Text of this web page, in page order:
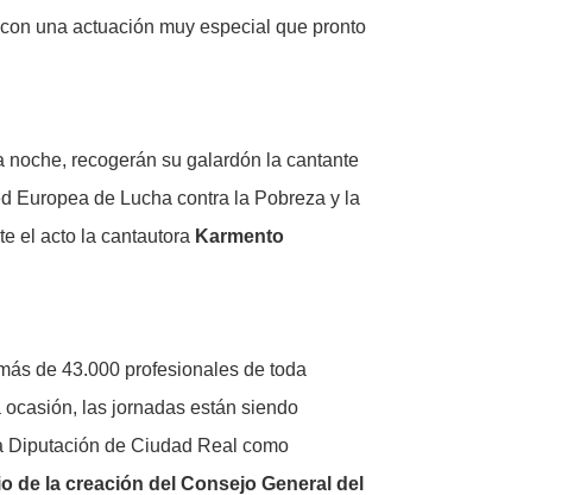
una actuación muy especial que pronto
noche, recogerán su galardón la cantante
Europea de Lucha contra la Pobreza y la
el acto la cantautora Karmento
de 43.000 profesionales de toda
las jornadas están siendo
Diputación de Ciudad Real como
de la creación del Consejo General del